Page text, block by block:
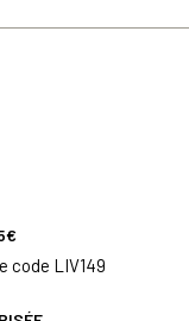
code LIV149